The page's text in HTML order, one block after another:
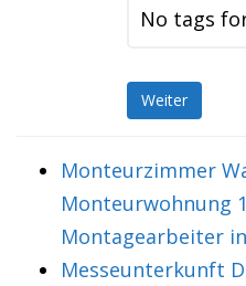
No tags
Weiter
Monteurzimmer
Monteurwohnung
Montagearbeiter
Messeunterkunft